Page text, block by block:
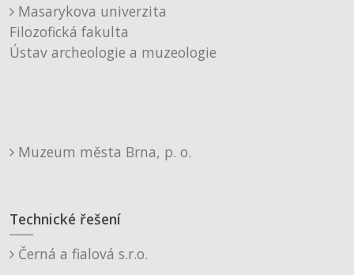
Masarykova univerzita
Filozofická fakulta
Ústav archeologie a muzeologie
Muzeum města Brna, p. o.
Technické řešení
Černá a fialová s.r.o.